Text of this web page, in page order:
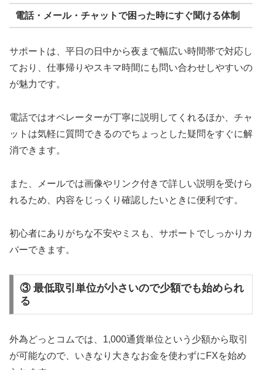
電話・メール・チャットで困った時にすぐ聞ける体制
サポートは、平日の日中から夜まで幅広い時間帯で対応し
ており、仕事帰りやスキマ時間にも問い合わせしやすいの
が魅力です。
電話ではオペレーターが丁寧に説明してくれるほか、チャ
ットは気軽に質問できるのでちょっとした疑問をすぐに解
消できます。
また、メールでは画像やリンク付きで詳しい説明を受けら
れるため、内容をじっくり確認したいときに便利です。
初心者にありがちな不安やミスも、サポートでしっかりカ
バーできます。
③ 最低取引単位が小さいので少額でも始められ
る
外為どっとコムでは、1,000通貨単位という少額から取引
が可能なので、いきなり大きなお金を使わずにFXを始め